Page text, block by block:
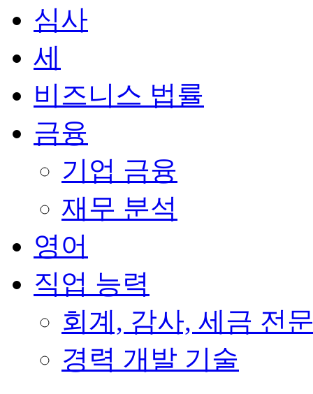
심사
세
비즈니스 법률
금융
기업 금융
재무 분석
영어
직업 능력
회계, 감사, 세금 전
경력 개발 기술